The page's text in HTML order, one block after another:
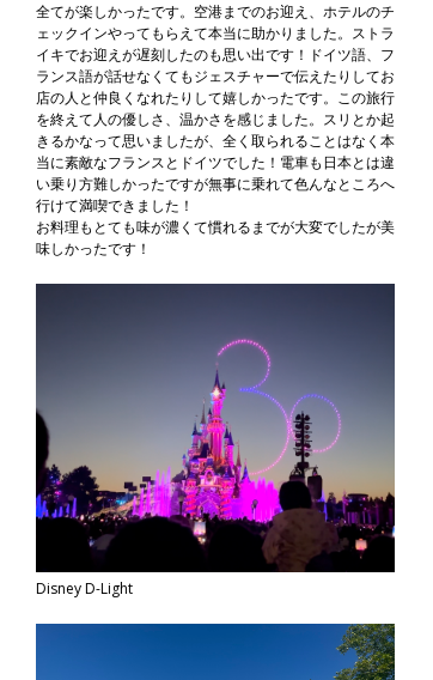
全てが楽しかったです。空港までのお迎え、ホテルのチ
ェックインやってもらえて本当に助かりました。ストラ
イキでお迎えが遅刻したのも思い出です！ドイツ語、フ
ランス語が話せなくてもジェスチャーで伝えたりしてお
店の人と仲良くなれたりして嬉しかったです。この旅行
を終えて人の優しさ、温かさを感じました。スリとか起
きるかなって思いましたが、全く取られることはなく本
当に素敵なフランスとドイツでした！電車も日本とは違
い乗り方難しかったですが無事に乗れて色んなところへ
行けて満喫できました！
お料理もとても味が濃くて慣れるまでが大変でしたが美
味しかったです！
Disney D-Light